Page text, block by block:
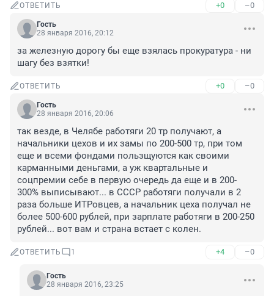
ОТВЕТИТЬ +0 –0
Гость
28 января 2016, 20:12
за железную дорогу бы еще взялась прокуратура - ни
шагу без взятки!
ОТВЕТИТЬ +0 –0
Гость
28 января 2016, 20:06
так везде, в Челябе работяги 20 тр получают, а
начальники цехов и их замы по 200-500 тр, при том
еще и всеми фондами пользщуются как своими
карманными деньгами, а уж квартальные и
соцпремии себе в первую очередь да еще и в 200-
300% выписывают... в СССР работяги получали в 2
раза больше ИТРовцев, а начальник цеха получал не
более 500-600 рублей, при зарплате работяги в 200-250
рублей... вот вам и страна встает с колен.
ОТВЕТИТЬ 1 +4 –0
Гость
28 января 2016, 23:25